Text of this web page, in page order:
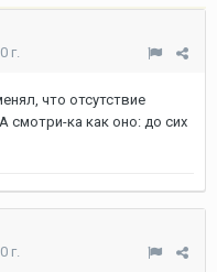
г.
что отсутствие
А смотри-ка как оно: до сих
г.